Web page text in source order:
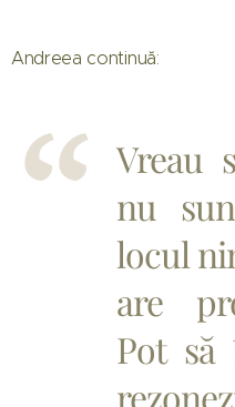
Andreea continuă:
Vreau
nu
locul
are
Pot să